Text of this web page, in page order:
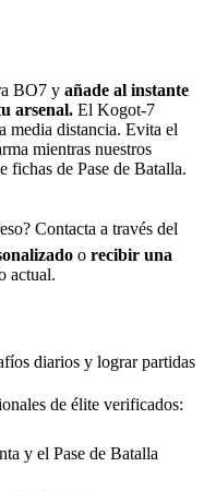
BO7 y añade al instante
arsenal. El Kogot-7
media distancia. Evita el
mientras nuestros
fichas de Pase de Batalla.
Contacta a través del
o recibir una
actual.
diarios y lograr partidas
de élite verificados:
y el Pase de Batalla